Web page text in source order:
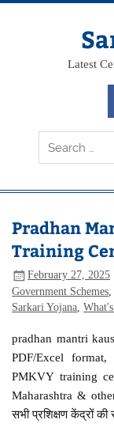
Skip
Latest
Pradhan
Training
February 27, 2025
Government Schemes
Sarkari Yojana ,
pradhan mantri
PDF/Excel
PMKVY training
Maharashtra &
सभी प्रशिक्षण केंद्रों